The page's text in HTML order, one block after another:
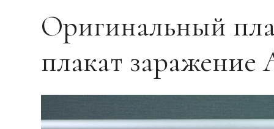
Оригинальный
плакат заражение